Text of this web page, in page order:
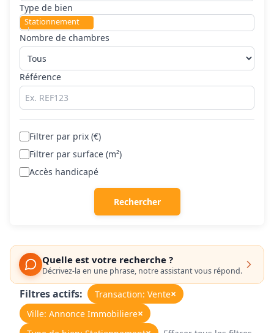
Type de bien
Stationnement
×
Nombre de chambres
Référence
Filtrer par prix (€)
Filtrer par surface (m²)
Accès handicapé
Rechercher
Quelle est votre recherche ?
Décrivez-la en une phrase, notre assistant vous répond.
Filtres actifs: Transaction: Vente×
Ville: Annonce Immobiliere×